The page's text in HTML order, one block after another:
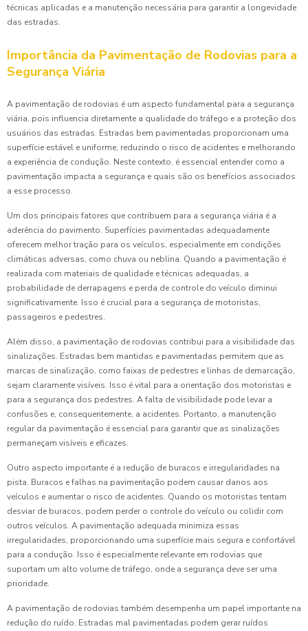
técnicas aplicadas e a manutenção necessária para garantir a longevidade
das estradas.
Importância da Pavimentação de Rodovias para a
Segurança Viária
A pavimentação de rodovias é um aspecto fundamental para a segurança
viária, pois influencia diretamente a qualidade do tráfego e a proteção dos
usuários das estradas. Estradas bem pavimentadas proporcionam uma
superfície estável e uniforme, reduzindo o risco de acidentes e melhorando
a experiência de condução. Neste contexto, é essencial entender como a
pavimentação impacta a segurança e quais são os benefícios associados
a esse processo.
Um dos principais fatores que contribuem para a segurança viária é a
aderência do pavimento. Superfícies pavimentadas adequadamente
oferecem melhor tração para os veículos, especialmente em condições
climáticas adversas, como chuva ou neblina. Quando a pavimentação é
realizada com materiais de qualidade e técnicas adequadas, a
probabilidade de derrapagens e perda de controle do veículo diminui
significativamente. Isso é crucial para a segurança de motoristas,
passageiros e pedestres.
Além disso, a pavimentação de rodovias contribui para a visibilidade das
sinalizações. Estradas bem mantidas e pavimentadas permitem que as
marcas de sinalização, como faixas de pedestres e linhas de demarcação,
sejam claramente visíveis. Isso é vital para a orientação dos motoristas e
para a segurança dos pedestres. A falta de visibilidade pode levar a
confusões e, consequentemente, a acidentes. Portanto, a manutenção
regular da pavimentação é essencial para garantir que as sinalizações
permaneçam visíveis e eficazes.
Outro aspecto importante é a redução de buracos e irregularidades na
pista. Buracos e falhas na pavimentação podem causar danos aos
veículos e aumentar o risco de acidentes. Quando os motoristas tentam
desviar de buracos, podem perder o controle do veículo ou colidir com
outros veículos. A pavimentação adequada minimiza essas
irregularidades, proporcionando uma superfície mais segura e confortável
para a condução. Isso é especialmente relevante em rodovias que
suportam um alto volume de tráfego, onde a segurança deve ser uma
prioridade.
A pavimentação de rodovias também desempenha um papel importante na
redução do ruído. Estradas mal pavimentadas podem gerar ruídos